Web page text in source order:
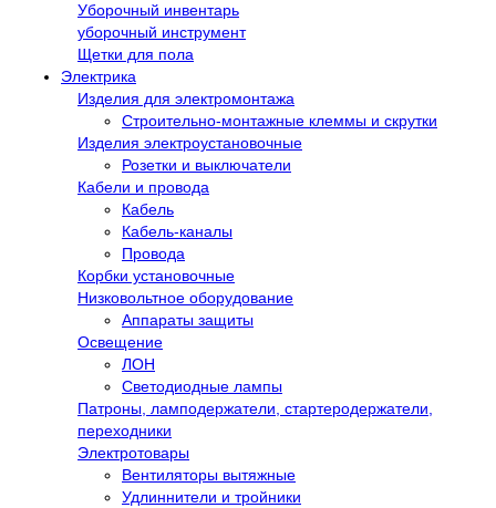
Уборочный инвентарь
уборочный инструмент
Щетки для пола
Электрика
Изделия для электромонтажа
Строительно-монтажные клеммы и скрутки
Изделия электроустановочные
Розетки и выключатели
Кабели и провода
Кабель
Кабель-каналы
Провода
Корбки установочные
Низковольтное оборудование
Аппараты защиты
Освещение
ЛОН
Светодиодные лампы
Патроны, ламподержатели, стартеродержатели,
переходники
Электротовары
Вентиляторы вытяжные
Удлиннители и тройники